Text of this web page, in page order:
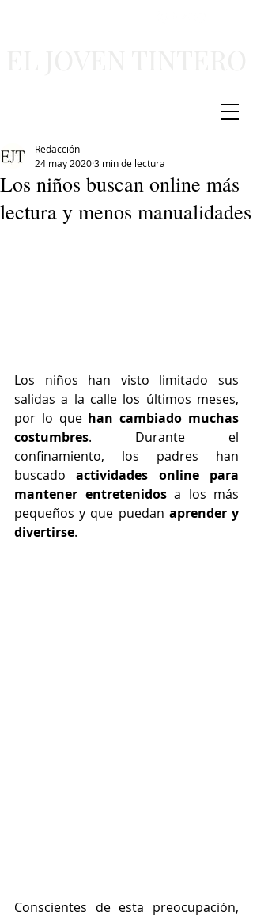
Los niños buscan online más
lectura y menos manualidades
Redacción
24 may 20203 min de lectura
Los niños han visto limitado sus
salidas a la calle los últimos meses,
por lo que han cambiado muchas
costumbres. Durante el
confinamiento, los padres han
buscado actividades online para
mantener entretenidos a los más
pequeños y que puedan aprender y
divertirse.